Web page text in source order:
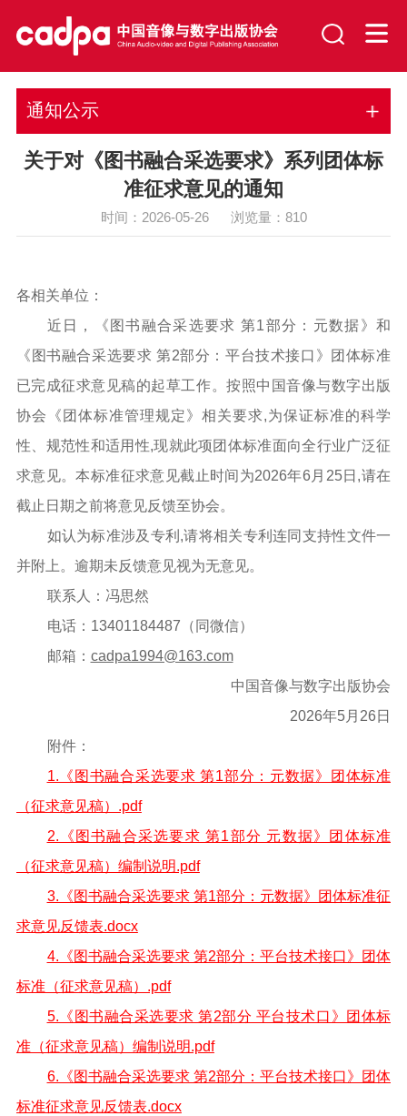
通知公示
关于对《图书融合采选要求》系列团体标
准征求意见的通知
时间：2026-05-26 浏览量： 810
各相关单位：
近日，《图书融合采选要求 第1部分：元数据》和
《图书融合采选要求 第2部分：平台技术接口》团体标准
已完成征求意见稿的起草工作。按照中国音像与数字出版
协会《团体标准管理规定》相关要求,为保证标准的科学
性、规范性和适用性,现就此项团体标准面向全行业广泛征
求意见。本标准征求意见截止时间为2026年6月25日,请在
截止日期之前将意见反馈至协会。
如认为标准涉及专利,请将相关专利连同支持性文件一
并附上。逾期未反馈意见视为无意见。
联系人：冯思然
电话：13401184487（同微信）
邮箱： cadpa1994@163.com
中国音像与数字出版协会
2026年5月26日
附件：
1.《图书融合采选要求 第1部分：元数据》团体标准
（征求意见稿）.pdf
2.《图书融合采选要求 第1部分 元数据》团体标准
（征求意见稿）编制说明.pdf
3.《图书融合采选要求 第1部分：元数据》团体标准征
求意见反馈表.docx
4.《图书融合采选要求 第2部分：平台技术接口》团体
标准（征求意见稿）.pdf
5.《图书融合采选要求 第2部分 平台技术口》团体标
准（征求意见稿）编制说明.pdf
6.《图书融合采选要求 第2部分：平台技术接口》团体
标准征求意见反馈表.docx